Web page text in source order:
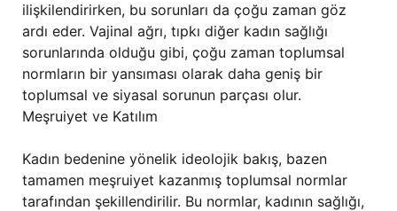
ilişkilendirirken, bu sorunları da çoğu zaman göz
ardı eder. Vajinal ağrı, tıpkı diğer kadın sağlığı
sorunlarında olduğu gibi, çoğu zaman toplumsal
normların bir yansıması olarak daha geniş bir
toplumsal ve siyasal sorunun parçası olur.
Meşruiyet ve Katılım
Kadın bedenine yönelik ideolojik bakış, bazen
tamamen meşruiyet kazanmış toplumsal normlar
tarafından şekillendirilir. Bu normlar, kadının sağlığı,